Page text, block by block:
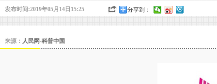
发布时间:2019年05月14日15:25 分享到：
来源： 人民网-科普中国